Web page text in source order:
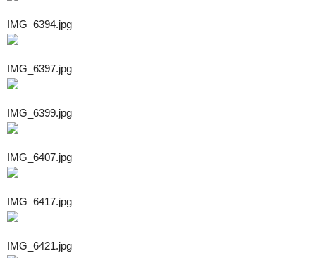
IMG_6394.jpg
IMG_6397.jpg
IMG_6399.jpg
IMG_6407.jpg
IMG_6417.jpg
IMG_6421.jpg